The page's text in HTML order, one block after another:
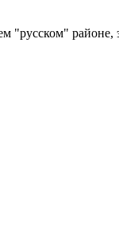
районе,